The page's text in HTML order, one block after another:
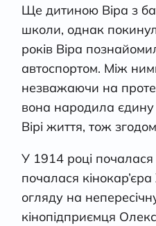
Ще дитиною Віра з
школи, однак
років Віра
автоспортом. Між
незважаючи на
вона народила єдину
Вірі життя, тож
У 1914 році почалася
почалася
огляду на
кінопідприємця